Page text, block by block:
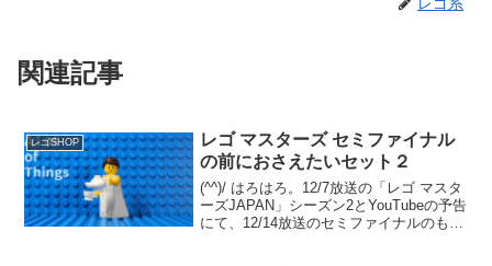
関連記事
レゴSHOP
レゴ マスターズ セミファイナル
の前におさえたいセット２
(^^)/ はろはろ。12/7放送の「レゴ マスタ
ーズJAPAN」シーズン2とYouTubeの予告
にて、12/14放送のセミファイナルのもう